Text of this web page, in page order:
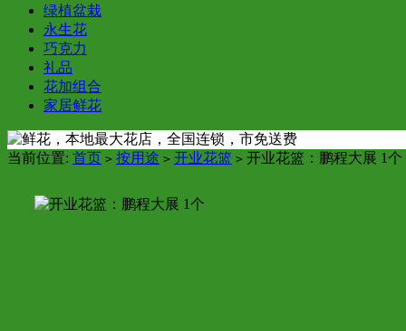
绿植盆栽
永生花
巧克力
礼品
花加组合
家居鲜花
当前位置: 首页 > 按用途 > 开业花篮 > 开业花篮：鹏程大展 1个